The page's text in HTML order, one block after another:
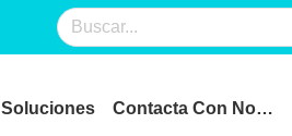
Soluciones Contacta Con Nosotros